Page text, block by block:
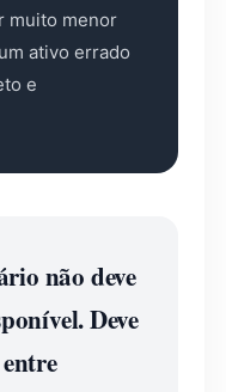
muito menor
ativo errado
e
não deve
Deve